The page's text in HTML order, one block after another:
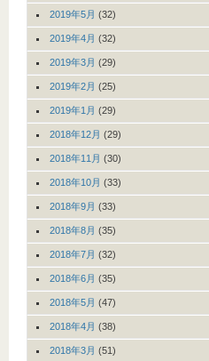
2019年5月 (32)
2019年4月 (32)
2019年3月 (29)
2019年2月 (25)
2019年1月 (29)
2018年12月 (29)
2018年11月 (30)
2018年10月 (33)
2018年9月 (33)
2018年8月 (35)
2018年7月 (32)
2018年6月 (35)
2018年5月 (47)
2018年4月 (38)
2018年3月 (51)